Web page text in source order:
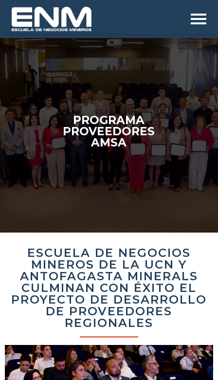
PROGRAMA
PROVEEDORES
AMSA
ESCUELA DE NEGOCIOS
MINEROS DE LA UCN Y
ANTOFAGASTA MINERALS
CULMINAN CON ÉXITO EL
PROYECTO DE DESARROLLO
DE PROVEEDORES
REGIONALES